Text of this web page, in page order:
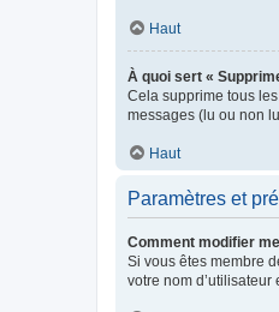
Haut
À quoi sert «
Cela supprime tous
messages (lu ou non
Haut
Paramètres et
Comment modifier
Si vous êtes membre
votre nom